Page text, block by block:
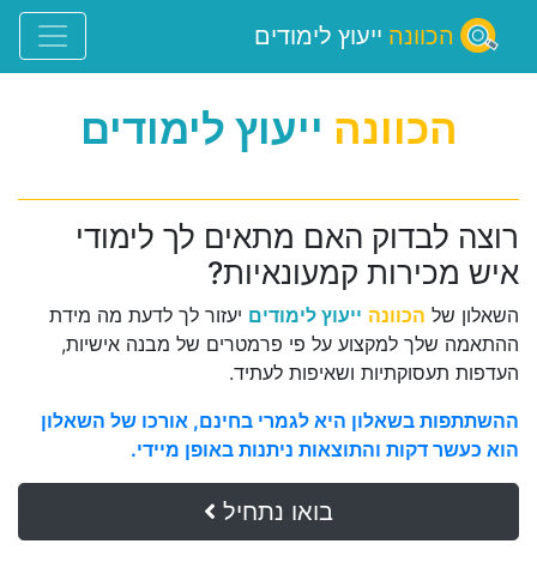
הכוונה ייעוץ לימודים
הכוונה ייעוץ לימודים
רוצה לבדוק האם מתאים לך לימודי
איש מכירות קמעונאיות?
השאלון של הכוונה ייעוץ לימודים יעזור לך לדעת מה מידת
ההתאמה שלך למקצוע על פי פרמטרים של מבנה אישיות,
העדפות תעסוקתיות ושאיפות לעתיד.
ההשתתפות בשאלון היא לגמרי בחינם, אורכו של השאלון
הוא כעשר דקות והתוצאות ניתנות באופן מיידי.
בואו נתחיל